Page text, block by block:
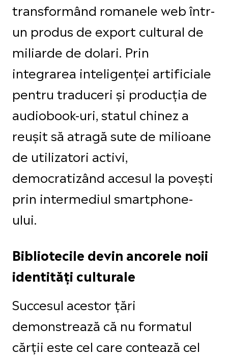
transformând romanele web într-
un produs de export cultural de
miliarde de dolari. Prin
integrarea inteligenței artificiale
pentru traduceri și producția de
audiobook-uri, statul chinez a
reușit să atragă sute de milioane
de utilizatori activi,
democratizând accesul la povești
prin intermediul smartphone-
ului.
Bibliotecile devin ancorele noii
identități culturale
Succesul acestor țări
demonstrează că nu formatul
cărții este cel care contează cel